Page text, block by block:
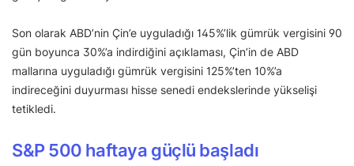
Son olarak ABD’nin Çin’e uyguladığı 145%’lik gümrük vergisini 90
gün boyunca 30%’a indirdiğini açıklaması, Çin’in de ABD
mallarına uyguladığı gümrük vergisini 125%’ten 10%’a
indireceğini duyurması hisse senedi endekslerinde yükselişi
tetikledi.
S&P 500 haftaya güçlü başladı